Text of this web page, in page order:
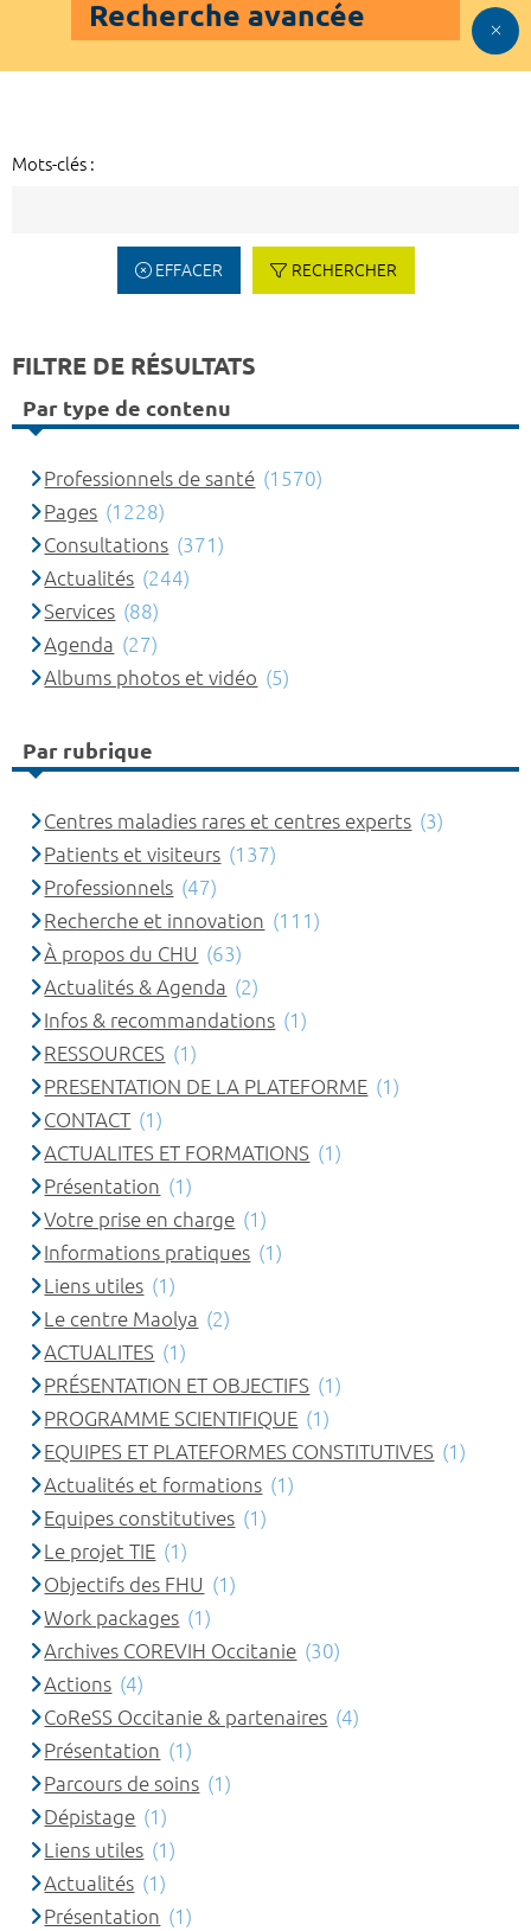
Recherche avancée
Mots-clés :
EFFACER RECHERCHER
FILTRE DE RÉSULTATS
Par type de contenu
Professionnels de santé (1570)
Pages (1228)
Consultations (371)
Actualités (244)
Services (88)
Agenda (27)
Albums photos et vidéo (5)
Par rubrique
Centres maladies rares et centres experts (3)
Patients et visiteurs (137)
Professionnels (47)
Recherche et innovation (111)
À propos du CHU (63)
Actualités & Agenda (2)
Infos & recommandations (1)
RESSOURCES (1)
PRESENTATION DE LA PLATEFORME (1)
CONTACT (1)
ACTUALITES ET FORMATIONS (1)
Présentation (1)
Votre prise en charge (1)
Informations pratiques (1)
Liens utiles (1)
Le centre Maolya (2)
ACTUALITES (1)
PRÉSENTATION ET OBJECTIFS (1)
PROGRAMME SCIENTIFIQUE (1)
EQUIPES ET PLATEFORMES CONSTITUTIVES (1)
Actualités et formations (1)
Equipes constitutives (1)
Le projet TIE (1)
Objectifs des FHU (1)
Work packages (1)
Archives COREVIH Occitanie (30)
Actions (4)
CoReSS Occitanie & partenaires (4)
Présentation (1)
Parcours de soins (1)
Dépistage (1)
Liens utiles (1)
Actualités (1)
Présentation (1)